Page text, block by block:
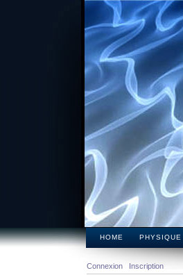
HOME PHYSIQUE
Connexion Inscription